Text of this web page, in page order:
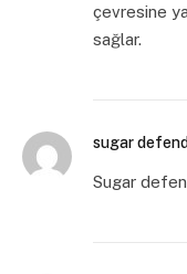
çevresine
sağlar.
sugar
Sugar